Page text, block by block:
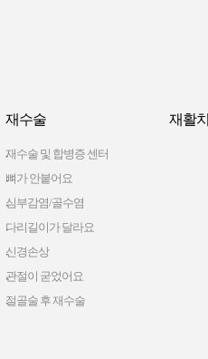
재수술
재수술 및 합병증 센터
뼈가 안붙어요
심부감염/골수염
다리길이가 달라요
신경손상
관절이 굳었어요
절골술 후 재수술
재활